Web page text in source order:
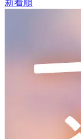
新着順